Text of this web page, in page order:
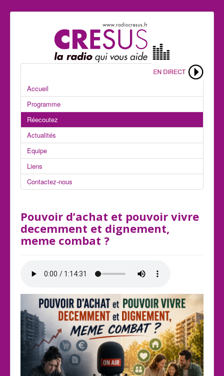
Accueil
Programme
Réecoutez
Actualités
Equipe
Liens
Contactez-nous
Pouvoir d’achat et pouvoir vivre
decemment et dignement,
meme combat ?